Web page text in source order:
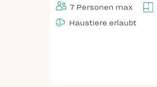
7 Personen max
Haustiere erlaubt